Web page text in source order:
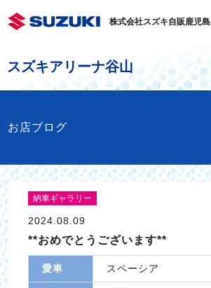
株式会社スズキ自販鹿児島
スズキアリーナ谷山
お店ブログ
納車ギャラリー
2024.08.09
**おめでとうございます**
愛車 スペーシア